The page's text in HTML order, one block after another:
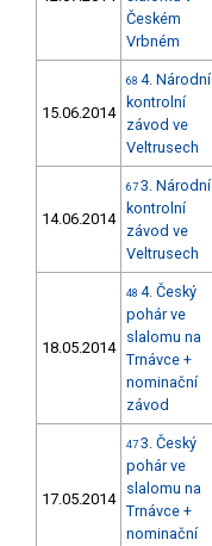
Českém
Vrbném
15.06.2014
68 4. Národní
kontrolní
závod ve
Veltrusech
14.06.2014
67 3. Národní
kontrolní
závod ve
Veltrusech
18.05.2014
48 4. Český
pohár ve
slalomu na
Trnávce +
nominační
závod
17.05.2014
47 3. Český
pohár ve
slalomu na
Trnávce +
nominační